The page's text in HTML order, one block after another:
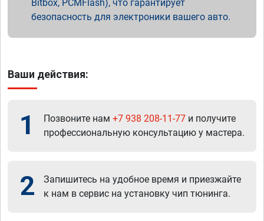
Bitbox, PCMFlash), что гарантирует
безопасность для электроники вашего авто.
Ваши действия:
1 Позвоните нам +7 938 208-11-77 и получите
профессиональную консультацию у мастера.
2
Запишитесь на удобное время и приезжайте
к нам в сервис на установку чип тюнинга.